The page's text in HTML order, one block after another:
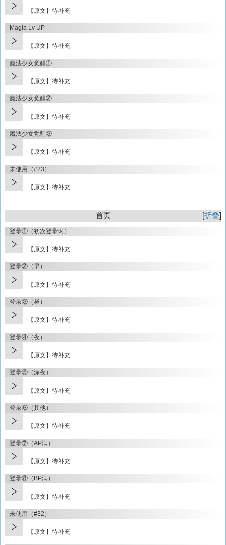
【原文】待补充
Magia Lv UP
【原文】待补充
魔法少女觉醒①
【原文】待补充
魔法少女觉醒②
【原文】待补充
魔法少女觉醒③
【原文】待补充
未使用（#23）
【原文】待补充
折叠
首页
登录①（初次登录时）
【原文】待补充
登录②（早）
【原文】待补充
登录③（昼）
【原文】待补充
登录④（夜）
【原文】待补充
登录⑤（深夜）
【原文】待补充
登录⑥（其他）
【原文】待补充
登录⑦（AP满）
【原文】待补充
登录⑧（BP满）
【原文】待补充
未使用（#32）
【原文】待补充